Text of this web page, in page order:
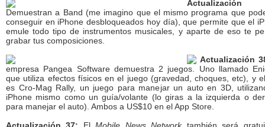
Actualización
Demuestran a Band (me imagino que el mismo programa que
conseguir en iPhone desbloqueados hoy día), que permite que el
emule todo tipo de instrumentos musicales, y aparte de eso te
grabar tus composiciones.
Actualización
empresa Pangea Software demuestra 2 juegos. Uno llamado
que utiliza efectos físicos en el juego (gravedad, choques, etc), y
es Cro-Mag Rally, un juego para manejar un auto en 3D,
iPhone mismo como un guía/volante (lo giras a la izquierda o
para manejar el auto). Ambos a US$10 en el App Store.